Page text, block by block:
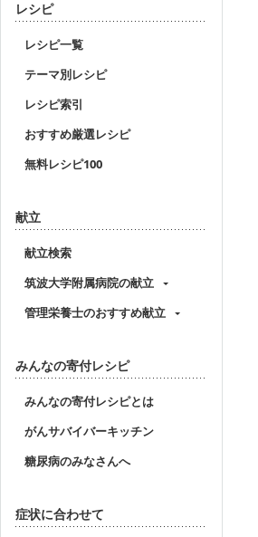
レシピ
レシピ一覧
テーマ別レシピ
レシピ索引
おすすめ厳選レシピ
無料レシピ100
献立
献立検索
筑波大学附属病院の献立
管理栄養士のおすすめ献立
みんなの寄付レシピ
みんなの寄付レシピとは
がんサバイバーキッチン
糖尿病のみなさんへ
症状に合わせて